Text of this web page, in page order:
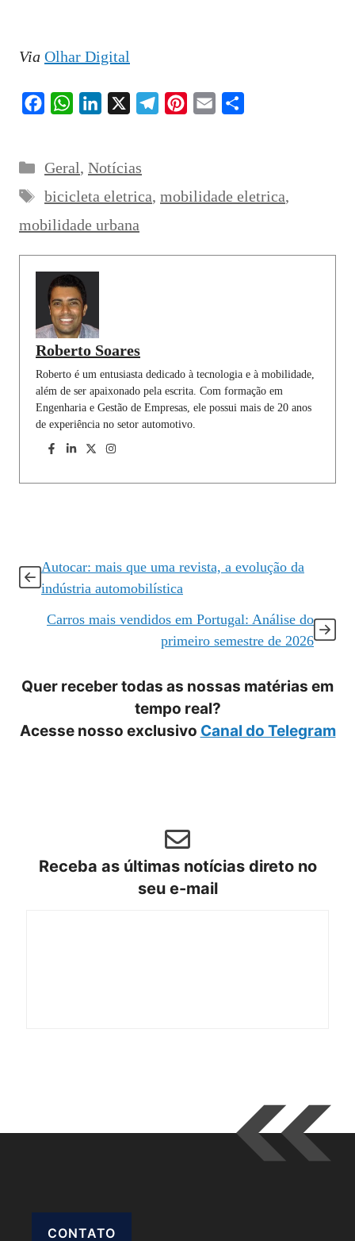
Via Olhar Digital
e
b
o
k
W
t
s
p
p
k
e
I
n
g
m
e
s
l
e
Categorias
Geral, Notícias
Tags
bicicleta eletrica, mobilidade eletrica,
mobilidade urbana
Roberto Soares
Roberto é um entusiasta dedicado à tecnologia e à mobilidade,
além de ser apaixonado pela escrita. Com formação em
Engenharia e Gestão de Empresas, ele possui mais de 20 anos
de experiência no setor automotivo.
Autocar: mais que uma revista, a evolução da
indústria automobilística
Carros mais vendidos em Portugal: Análise do
primeiro semestre de 2026
Quer receber todas as nossas matérias em
tempo real?
Acesse nosso exclusivo Canal do Telegram
Receba as últimas notícias direto no
seu e-mail
CONTATO